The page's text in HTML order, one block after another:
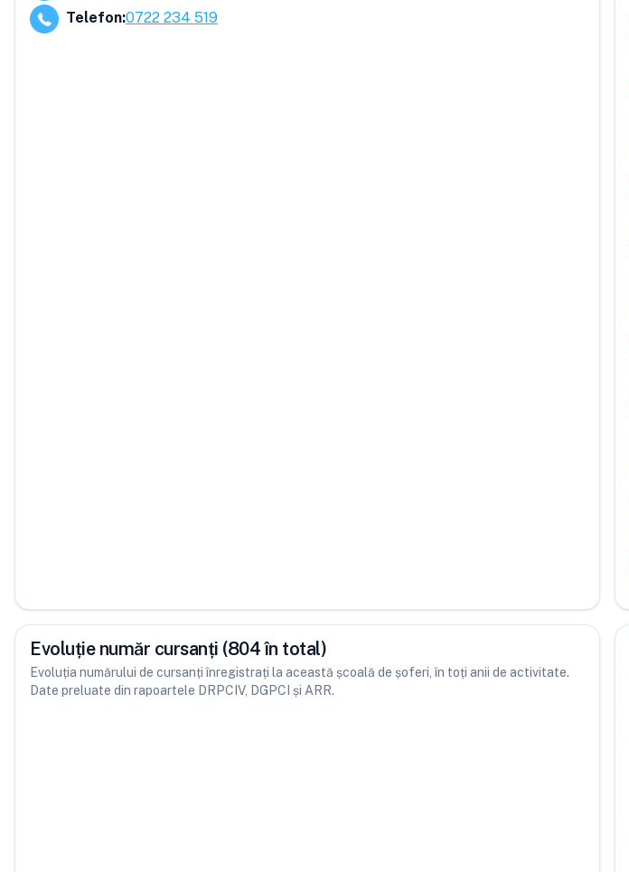
Telefon:0722 234 519
Evoluție număr cursanți (804 în total)
Evoluția numărului de cursanți înregistrați la această școală de șoferi, în toți anii de activitate.
Date preluate din rapoartele DRPCIV, DGPCI și ARR.